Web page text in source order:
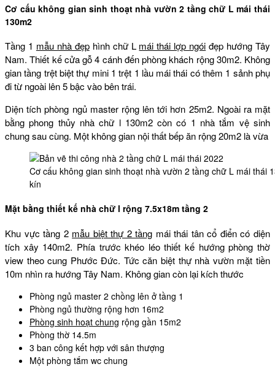
Cơ cấu không gian sinh thoạt nhà vườn 2 tầng chữ L mái thái
130m2
Tầng 1 mẫu nhà đẹphình chữ L mái thái lợp ngói đẹp hướng Tây
Nam. Thiết kế cửa gỗ 4 cánh đến phòng khách rộng 30m2. Không
gian tầng trệt biệt thự mini 1 trệt 1 lầu mái thái có thêm 1 sảnh phụ
đi từ ngoài lên 5 bậc vào bên trái.
Diện tích phòng ngủ master rộng lên tới hơn 25m2. Ngoài ra mặt
bằng phong thủy nhà chữ l 130m2 còn có 1 nhà tắm vệ sinh
chung sau cùng. Một không gian nội thất bếp ăn rộng 20m2 là vừa
Cơ cấu không gian sinh thoạt nhà vườn 2 tầng chữ L mái thái
kín
Mặt bằng thiết kế nhà chữ l rộng 7.5x18m tầng 2
Khu vực tầng 2 mẫu biệt thự 2 tầng mái thái tân cổ điển có diện
tích xây 140m2. Phía trước khéo léo thiết kế hướng phòng thờ
view theo cung Phước Đức. Tức căn biệt thự nhà vườn mặt tiền
10m nhìn ra hướng Tây Nam. Không gian còn lại kích thước
Phòng ngủ master 2 chồng lên ở tầng 1
Phòng ngủ thường rộng hơn 16m2
Phòng sinh hoạt chung rộng gần 15m2
Phòng thờ 14.5m
3 ban công kết hợp với sân thượng
Một phòng tắm wc chung